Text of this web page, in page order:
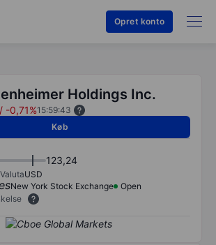
Opret konto
Holdings Inc.
/ -0,71%15:59:43
Køb
123,24
ValutaUSD
New York Stock Exchange
Open